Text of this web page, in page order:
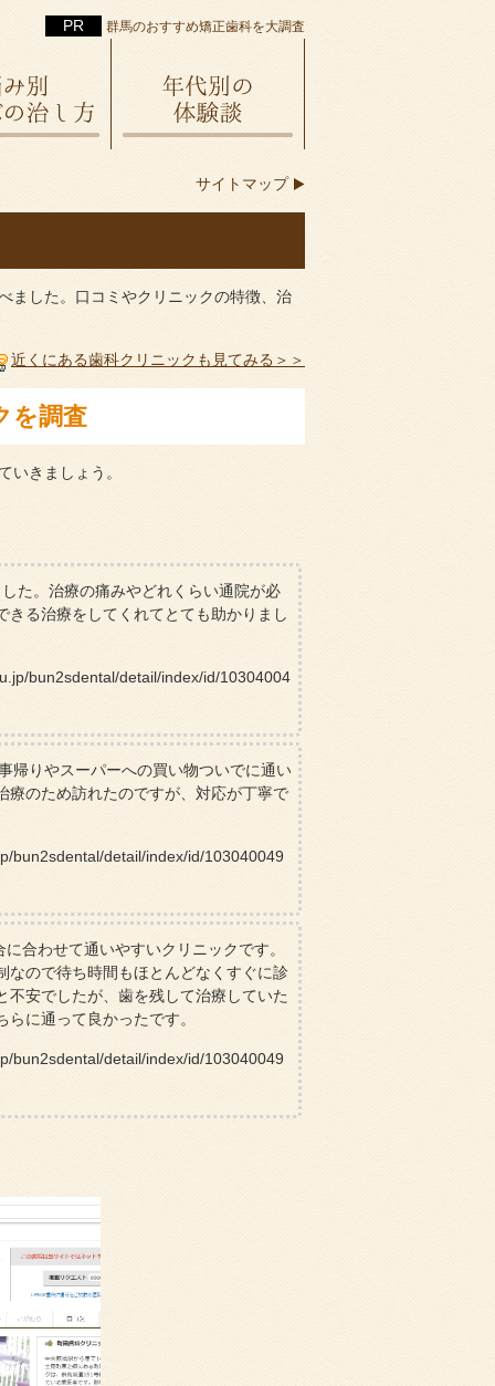
群馬のおすすめ矯正歯科を大調査
サイトマップ
ました。口コミやクリニックの特徴、治
近くにある歯科クリニックも見てみる
を調査
いきましょう。
た。治療の痛みやどれくらい通院が必
る治療をしてくれてとても助かりまし
bun2sdental/detail/index/id/10304004
帰りやスーパーへの買い物ついでに通い
療のため訪れたのですが、対応が丁寧で
bun2sdental/detail/index/id/103040049
合わせて通いやすいクリニックです。
なので待ち時間もほとんどなくすぐに診
安でしたが、歯を残して治療していた
に通って良かったです。
bun2sdental/detail/index/id/103040049